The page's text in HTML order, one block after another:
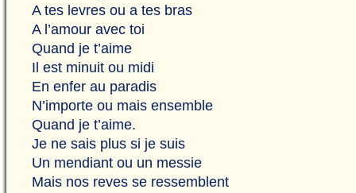
A tes levres ou a tes bras
A l’amour avec toi
Quand je t’aime
Il est minuit ou midi
En enfer au paradis
N’importe ou mais ensemble
Quand je t’aime.
Je ne sais plus si je suis
Un mendiant ou un messie
Mais nos reves se ressemblent